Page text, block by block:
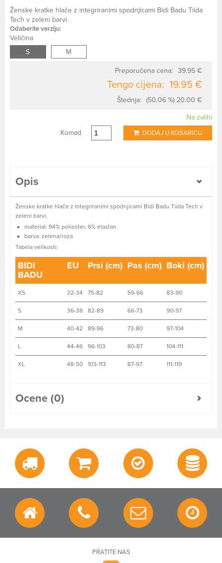
Ženske kratke hlače z integriranimi spodnjicami Bidi Badu Tiida
Tech v zeleni barvi.
Odaberite verziju:
Veličina
S
M
Preporučena cena: 39.95 €
Tengo cijena: 19.95 €
Štednja: (50.06 %) 20.00 €
Na zalihi
Komad
DODAJ U KOŠARICU
Opis
Ženske kratke hlače z integriranimi spodnjicami Bidi Badu Tiida Tech v
zeleni barvi.
material: 94% poliester, 6% elastan
barva: zelena/roza
Tabela velikosti:
BIDI
BADU
EU Prsi (cm) Pas (cm) Boki (cm)
XS 32-34 75-82 59-66 83-90
S 36-38 82-89 66-73 90-97
M 40-42 89-96 73-80 97-104
L 44-46 96-103 80-87 104-111
XL 48-50 103-113 87-97 111-119
Ocene (0)
PRATITE NAS